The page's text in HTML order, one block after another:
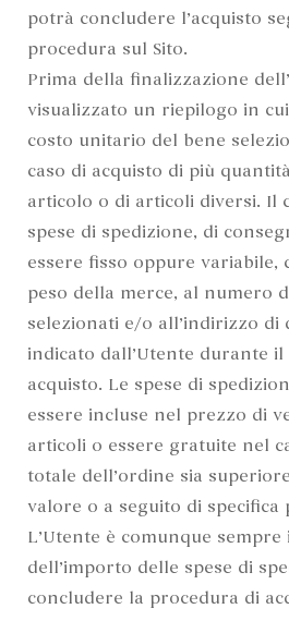
potrà concludere l’acquisto
procedura sul Sito.
Prima della finalizzazione
visualizzato un riepilogo in
costo unitario del bene
caso di acquisto di più
articolo o di articoli diversi. Il
spese di spedizione, di
essere fisso oppure variabile,
peso della merce, al numero
selezionati e/o all’indirizzo di
indicato dall’Utente durante
acquisto. Le spese di
essere incluse nel prezzo di
articoli o essere gratuite nel
totale dell’ordine sia
valore o a seguito di specifica
L’Utente è comunque
dell’importo delle spese di
concludere la procedura di